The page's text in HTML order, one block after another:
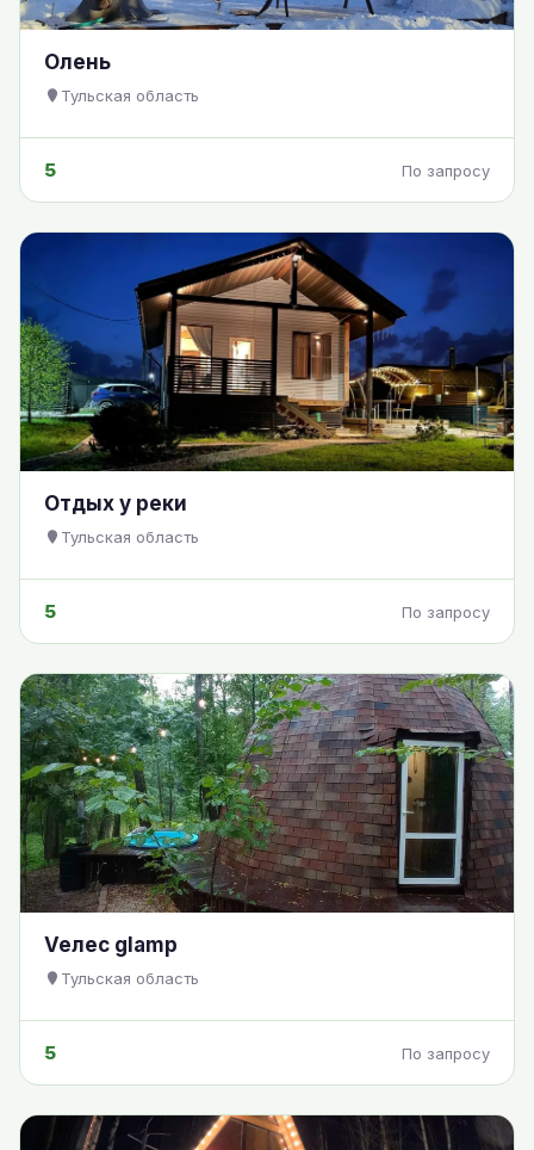
Олень
Тульская область
5 По запросу
Отдых у реки
Тульская область
5 По запросу
Veлес glamp
Тульская область
5 По запросу